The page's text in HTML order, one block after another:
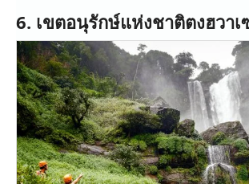
6. เขตอนุรักษ์แห่งชาติตงฮวาเ